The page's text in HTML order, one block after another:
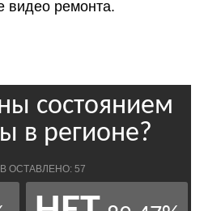
видео ремонта.